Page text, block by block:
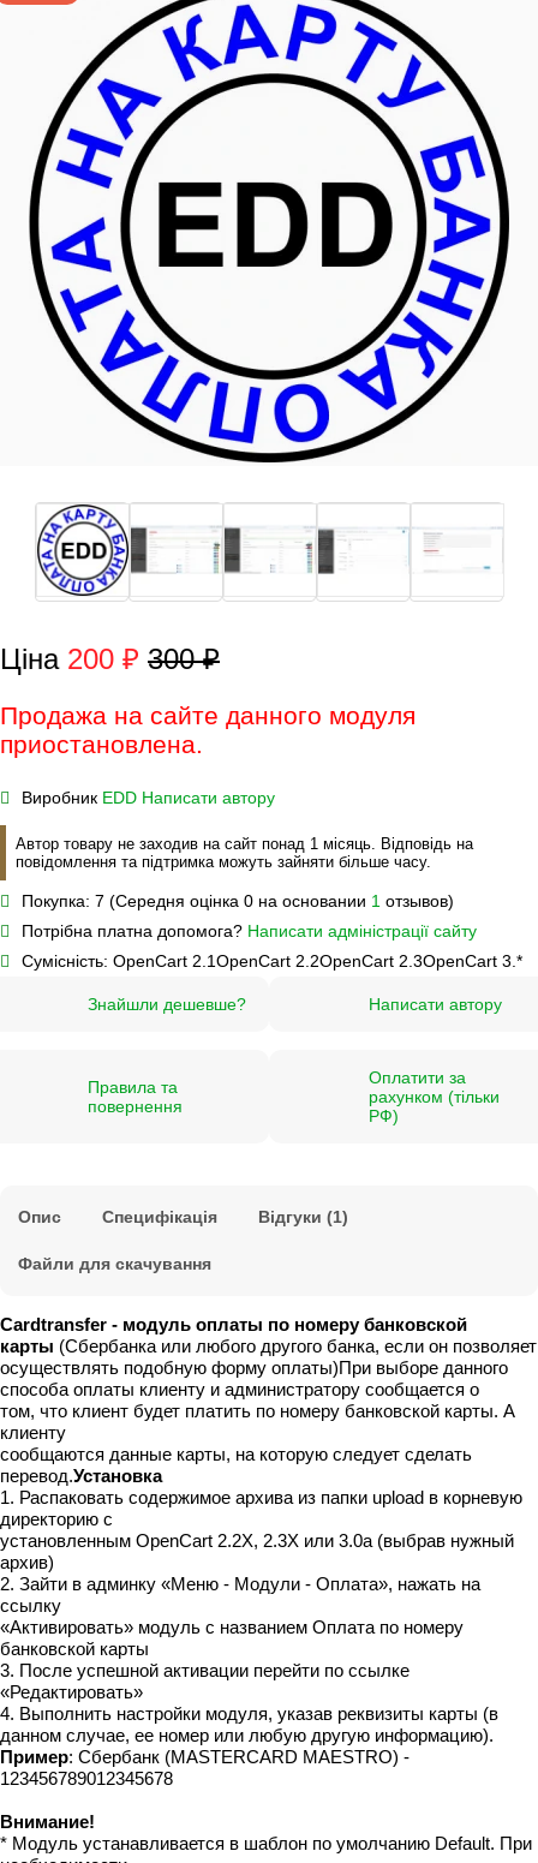
Ціна 200 ₽ 300 ₽
Продажа на сайте данного модуля
приостановлена.
Виробник EDD Написати автору
Автор товару не заходив на сайт понад 1 місяць. Відповідь на
повідомлення та підтримка можуть зайняти більше часу.
Покупка: 7 (Середня оцінка 0 на основании 1 отзывов)
Потрібна платна допомога? Написати адміністрації сайту
Сумісність: OpenCart 2.1OpenCart 2.2OpenCart 2.3OpenCart 3.*
Знайшли дешевше? Написати автору
Правила та
повернення
Оплатити за
рахунком (тільки
РФ)
Опис Специфікація Відгуки (1)
Файли для скачування
Cardtransfer - модуль оплаты по номеру банковской
карты (Сбербанка или любого другого банка, если он позволяет
осуществлять подобную форму оплаты)При выборе данного
способа оплаты клиенту и администратору сообщается о
том, что клиент будет платить по номеру банковской карты. А
клиенту
сообщаются данные карты, на которую следует сделать
перевод.Установка
1. Распаковать содержимое архива из папки upload в корневую
директорию с
установленным OpenCart 2.2X, 2.3X или 3.0a (выбрав нужный
архив)
2. Зайти в админку «Меню - Модули - Оплата», нажать на
ссылку
«Активировать» модуль с названием Оплата по номеру
банковской карты
3. После успешной активации перейти по ссылке
«Редактировать»
4. Выполнить настройки модуля, указав реквизиты карты (в
данном случае, ее номер или любую другую информацию).
Пример: Сбербанк (MASTERCARD MAESTRO) -
123456789012345678
Внимание!
* Модуль устанавливается в шаблон по умолчанию Default. При